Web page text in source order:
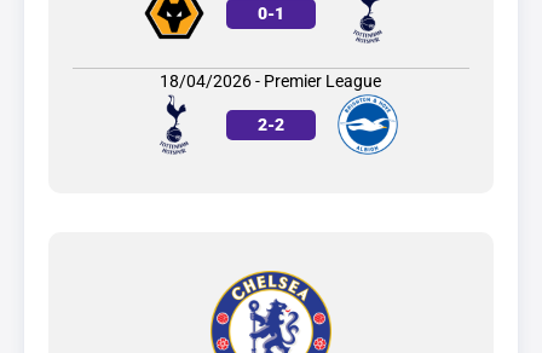
0-1
18/04/2026 - Premier League
2-2